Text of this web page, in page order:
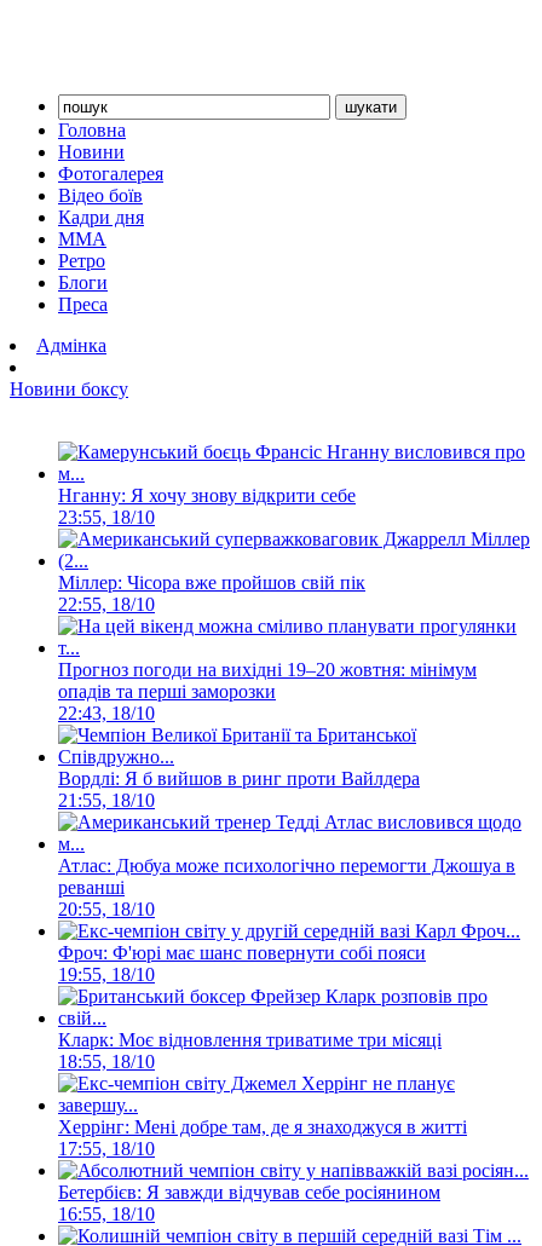
Головна
Новини
Фотогалерея
Відео боїв
Кадри дня
ММА
Ретро
Блоги
Преса
Адмінка
Новини боксу
Нганну: Я хочу знову відкрити себе
23:55, 18/10
Міллер: Чісора вже пройшов свій пік
22:55, 18/10
Прогноз погоди на вихідні 19–20 жовтня: мінімум
опадів та перші заморозки
22:43, 18/10
Вордлі: Я б вийшов в ринг проти Вайлдера
21:55, 18/10
Атлас: Дюбуа може психологічно перемогти Джошуа в
реванші
20:55, 18/10
Фроч: Ф'юрі має шанс повернути собі пояси
19:55, 18/10
Кларк: Моє відновлення триватиме три місяці
18:55, 18/10
Херрінг: Мені добре там, де я знаходжуся в житті
17:55, 18/10
Бетербієв: Я завжди відчував себе росіянином
16:55, 18/10